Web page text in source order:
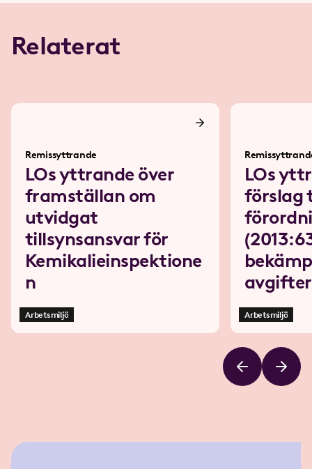
Relaterat
Remissyttrande
LOs yttrande över
framställan om
utvidgat
tillsynsansvar för
Kemikalieinspektione
n
Arbetsmiljö
LOs
förslag
avgifter
Arbetsmiljö